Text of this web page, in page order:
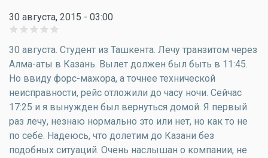
30 августа, 2015 - 03:00
30 августа. Студент из Ташкента. Лечу транзитом через
Алма-аты в Казань. Вылет должен был быть в 11:45.
Но ввиду форс-мажора, а точнее технической
неисправности, рейс отложили до часу ночи. Сейчас
17:25 и я вынужден был вернуться домой. Я первый
раз лечу, незнаю нормально это или нет, но как то не
по себе. Надеюсь, что долетим до Казани без
подобных ситуаций. Очень наслышан о компании, не